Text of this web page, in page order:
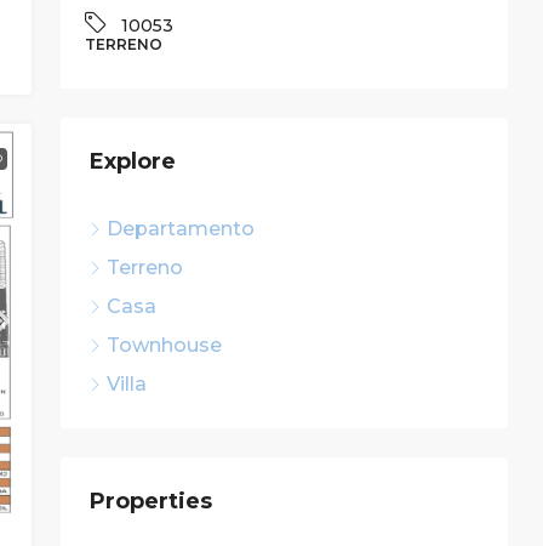
10053
TERRENO
Explore
Departamento
Terreno
Casa
Townhouse
Villa
Properties